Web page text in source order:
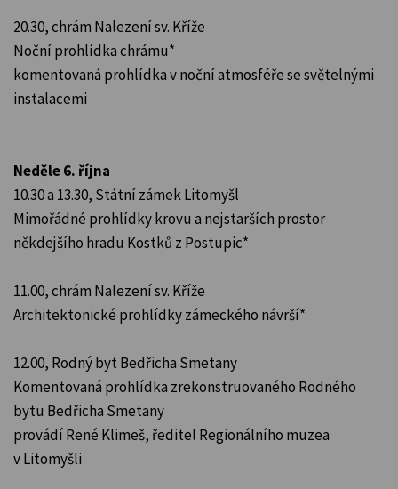
20.30, chrám Nalezení sv. Kříže
Noční prohlídka chrámu*
komentovaná prohlídka v noční atmosféře se světelnými
instalacemi
Neděle 6. října
10.30 a 13.30, Státní zámek Litomyšl
Mimořádné prohlídky krovu a nejstarších prostor
někdejšího hradu Kostků z Postupic*
11.00, chrám Nalezení sv. Kříže
Architektonické prohlídky zámeckého návrší*
12.00, Rodný byt Bedřicha Smetany
Komentovaná prohlídka zrekonstruovaného Rodného
bytu Bedřicha Smetany
provádí René Klimeš, ředitel Regionálního muzea
v Litomyšli